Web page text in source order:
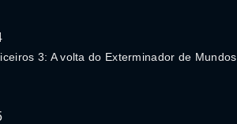
3: A volta do Exterminador de Mundos